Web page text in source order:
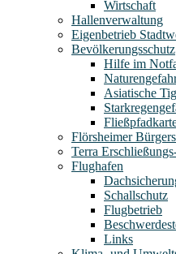
Wirtschaft
Hallenverwaltung
Eigenbetrieb
Bevölkerungsschutz
Hilfe im
Asiatische
Flörsheimer
Terra
Flughafen
Schallschutz
Flugbetrieb
Links